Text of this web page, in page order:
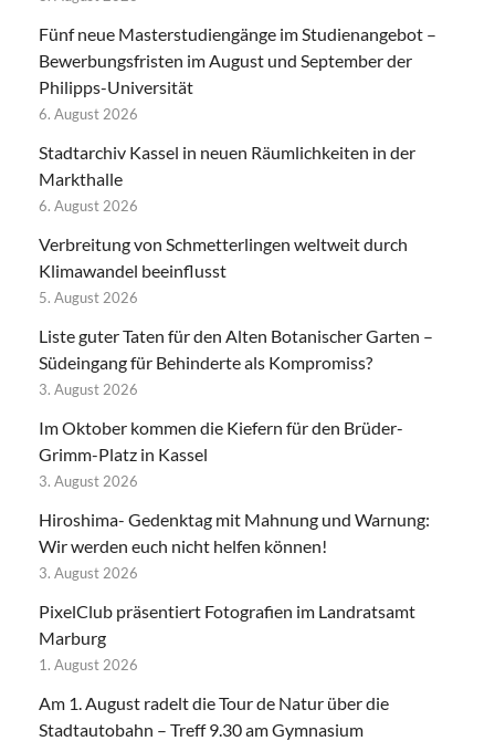
Fünf neue Masterstudiengänge im Studienangebot –
Bewerbungsfristen im August und September der
Philipps-Universität
6. August 2026
Stadtarchiv Kassel in neuen Räumlichkeiten in der
Markthalle
6. August 2026
Verbreitung von Schmetterlingen weltweit durch
Klimawandel beeinflusst
5. August 2026
Liste guter Taten für den Alten Botanischer Garten –
Südeingang für Behinderte als Kompromiss?
3. August 2026
Im Oktober kommen die Kiefern für den Brüder-
Grimm-Platz in Kassel
3. August 2026
Hiroshima- Gedenktag mit Mahnung und Warnung:
Wir werden euch nicht helfen können!
3. August 2026
PixelClub präsentiert Fotografien im Landratsamt
Marburg
1. August 2026
Am 1. August radelt die Tour de Natur über die
Stadtautobahn – Treff 9.30 am Gymnasium